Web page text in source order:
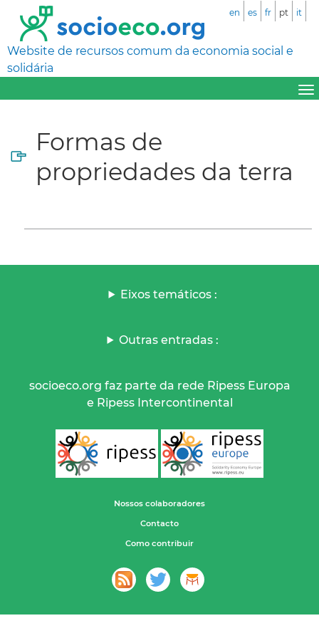
Website de recursos comum da economia social e
solidária
en es fr pt it
Formas de
propriedades da terra
Eixos temáticos :
Outras entradas :
socioeco.org faz parte da rede Ripess Europa
e Ripess Intercontinental
Nossos colaboradores
Contacto
Como contribuir